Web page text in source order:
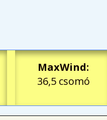
MaxWind:
36,5 csomó